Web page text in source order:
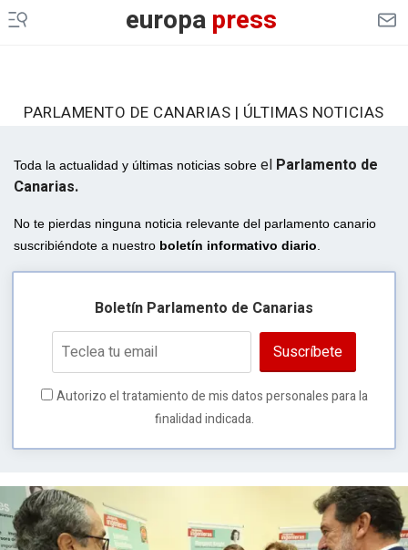
europapress
PARLAMENTO DE CANARIAS | ÚLTIMAS NOTICIAS
Toda la actualidad y últimas noticias sobre el Parlamento de
Canarias.
No te pierdas ninguna noticia relevante del parlamento canario
suscribiéndote a nuestro boletín informativo diario
Boletín Parlamento de Canarias
Suscríbete
Autorizo el tratamiento de mis datos personales para la
finalidad indicada.